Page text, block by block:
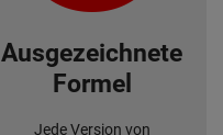
Ausgezeichnete
Formel
Jede Version von